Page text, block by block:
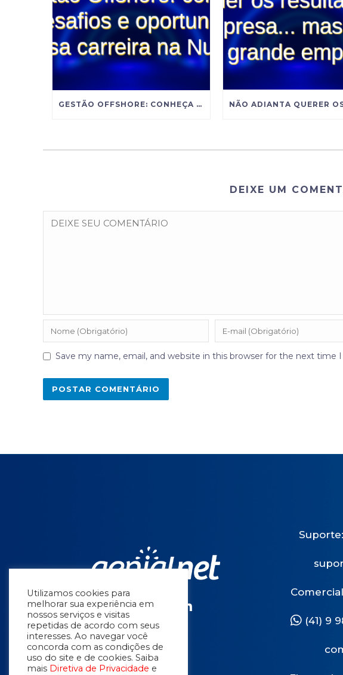
GESTÃO OFFSHORE: CONHEÇA OS DESAFIOS E OPORTUNIDADES DESSA CARREIRA NA NUTRIÇÃO
DEIXE UM
Save my name, email, and website in this browser for the next time
(41) 9
Utilizamos cookies para
melhorar sua experiência em
nossos serviços e visitas
repetidas de acordo com seus
interesses. Ao navegar você
concorda com as condições de
uso do site e de cookies. Saiba
mais Diretiva de Privacidade e